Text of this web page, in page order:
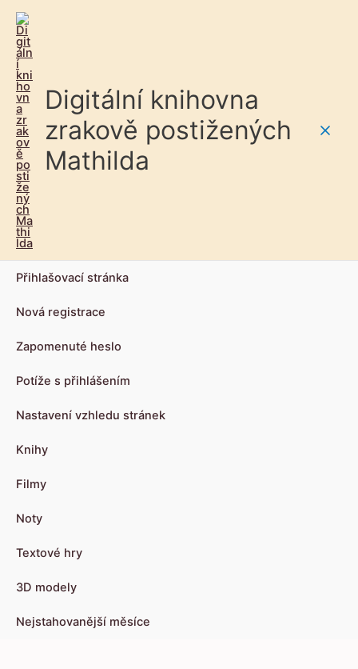
Digitální knihovna
zrakově postižených
Mathilda
Přihlašovací stránka
Nová registrace
Zapomenuté heslo
Potíže s přihlášením
Nastavení vzhledu stránek
Knihy
Filmy
Noty
Textové hry
3D modely
Nejstahovanější měsíce